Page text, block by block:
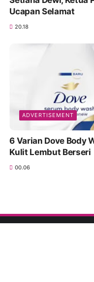
Ucapan Selamat
20.18
ADVERTISEMENT
6 Varian Dove Body
Kulit Lembut Berseri
00.06